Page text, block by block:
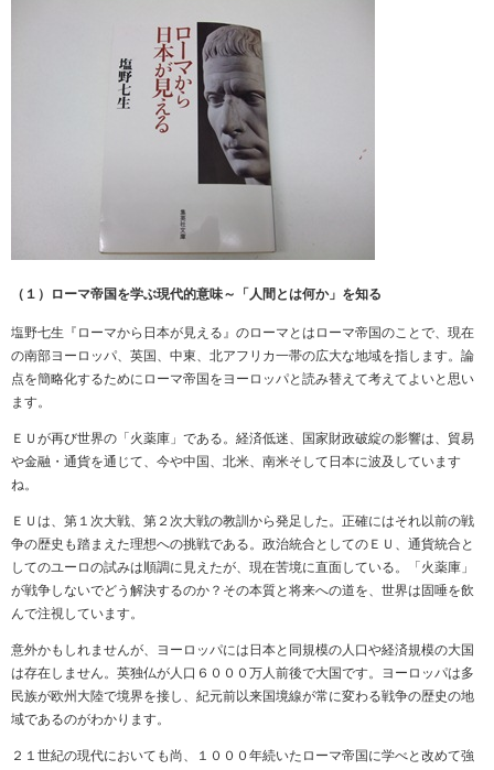
（１）ローマ帝国を学ぶ現代的意味～「人間とは何か」を知る
塩野七生『ローマから日本が見える』のローマとはローマ帝国のことで、現在
の南部ヨーロッパ、英国、中東、北アフリカ一帯の広大な地域を指します。論
点を簡略化するためにローマ帝国をヨーロッパと読み替えて考えてよいと思い
ます。
ＥＵが再び世界の「火薬庫」である。経済低迷、国家財政破綻の影響は、貿易
や金融・通貨を通じて、今や中国、北米、南米そして日本に波及しています
ね。
ＥＵは、第１次大戦、第２次大戦の教訓から発足した。正確にはそれ以前の戦
争の歴史も踏まえた理想への挑戦である。政治統合としてのＥＵ、通貨統合と
してのユーロの試みは順調に見えたが、現在苦境に直面している。「火薬庫」
が戦争しないでどう解決するのか？その本質と将来への道を、世界は固唾を飲
んで注視しています。
意外かもしれませんが、ヨーロッパには日本と同規模の人口や経済規模の大国
は存在しません。英独仏が人口６０００万人前後で大国です。ヨーロッパは多
民族が欧州大陸で境界を接し、紀元前以来国境線が常に変わる戦争の歴史の地
域であるのがわかります。
２１世紀の現代においても尚、１０００年続いたローマ帝国に学べと改めて強